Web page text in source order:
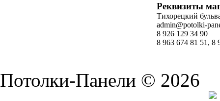
Реквизиты
Тихорецкий
admin@potolki-
8 926 129 34 90
8 963 674 81 51, 8
Потолки-Панели © 2026